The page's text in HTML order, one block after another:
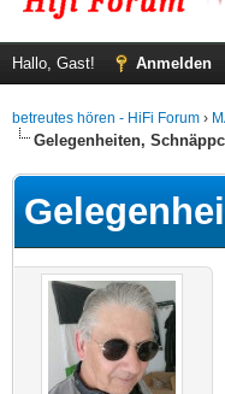
Hallo, Gast! Anmelden
betreutes hören - HiFi Forum ›
Gelegenheiten,